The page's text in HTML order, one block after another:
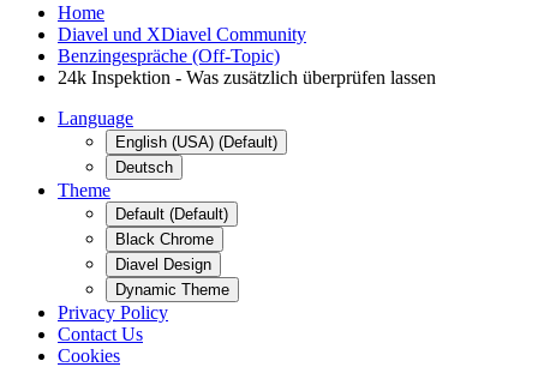
Home
Diavel und XDiavel Community
Benzingespräche (Off-Topic)
24k Inspektion - Was zusätzlich überprüfen lassen
Language
English (USA) (Default)
Deutsch
Theme
Default (Default)
Black Chrome
Diavel Design
Dynamic Theme
Privacy Policy
Contact Us
Cookies